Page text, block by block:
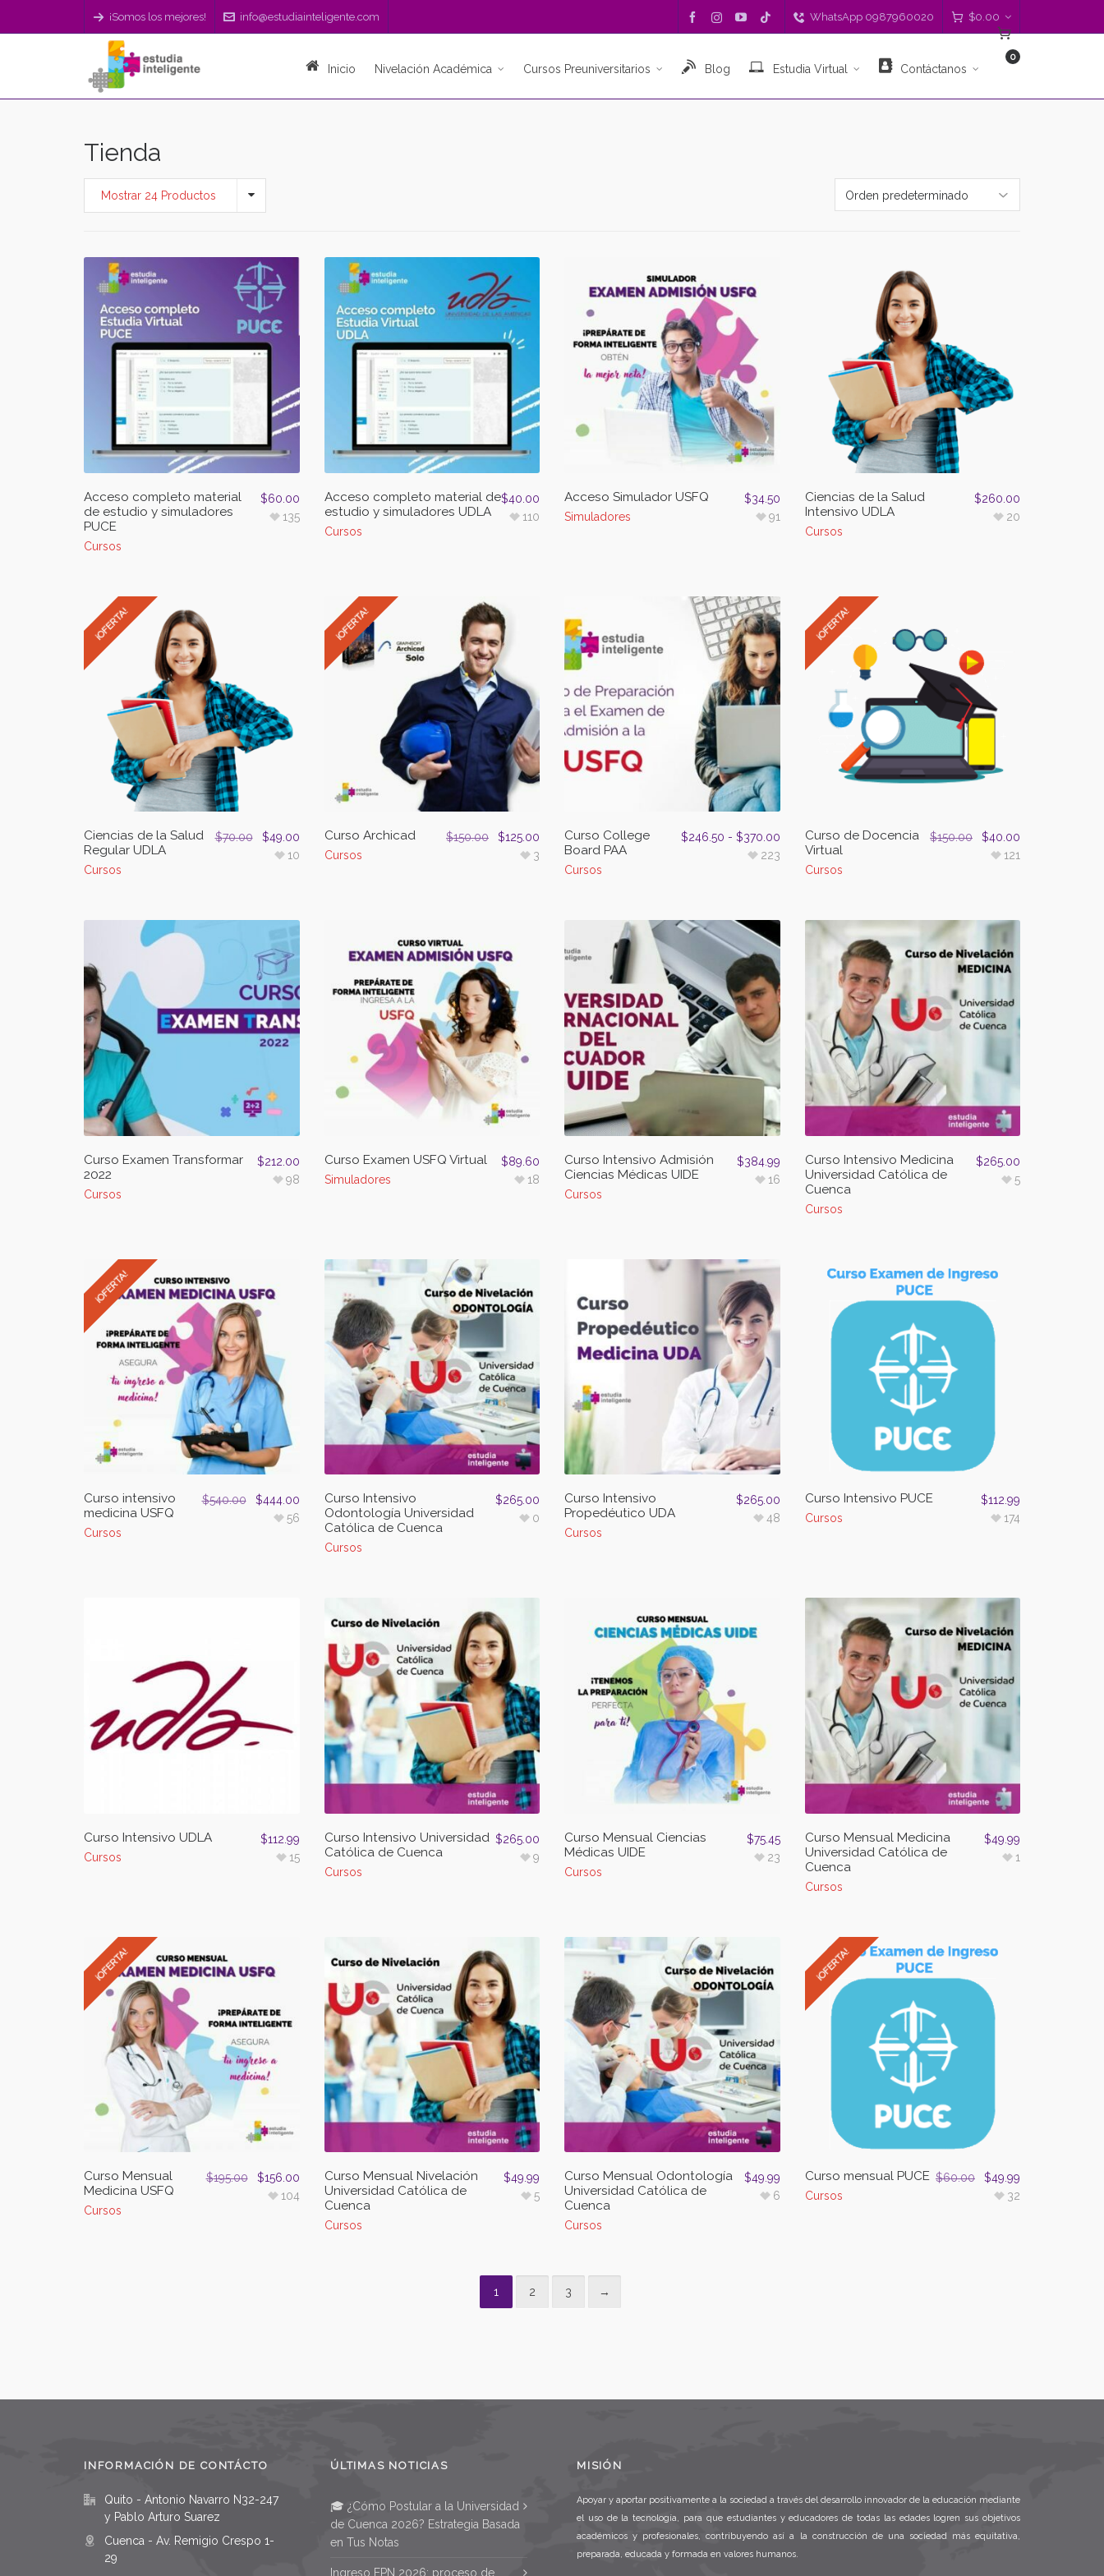
¡Somos los mejores! info@estudiainteligente.com WhatsApp 0987960020 $0.00
Inicio Nivelación Académica Cursos Preuniversitarios Blog Estudia Virtual Contáctanos
0
Tienda
Mostrar 24 Productos
Acceso completo material
de estudio y simuladores
PUCE
Cursos
$60.00
135
Acceso completo material de
estudio y simuladores UDLA
Cursos
$40.00
110
Acceso Simulador USFQ
Simuladores
$34.50
91
Ciencias de la Salud
Intensivo UDLA
Cursos
$260.00
20
¡OFERTA!
Ciencias de la Salud
Regular UDLA
Cursos
$70.00 $49.00
10
¡OFERTA!
Curso Archicad
Cursos
$150.00 $125.00
3
Curso College
Board PAA
Cursos
$246.50 - $370.00
223
¡OFERTA!
Curso de Docencia
Virtual
Cursos
$150.00 $40.00
121
Curso Examen Transformar
2022
Cursos
$212.00
98
Curso Examen USFQ Virtual
Simuladores
$89.60
18
Curso Intensivo Admisión
Ciencias Médicas UIDE
Cursos
$384.99
16
Curso Intensivo Medicina
Universidad Católica de
Cuenca
Cursos
$265.00
5
¡OFERTA!
Curso intensivo
medicina USFQ
Cursos
$540.00 $444.00
56
Curso Intensivo
Odontología Universidad
Católica de Cuenca
Cursos
$265.00
0
Curso Intensivo
Propedéutico UDA
Cursos
$265.00
48
Curso Intensivo PUCE
Cursos
$112.99
174
Curso Intensivo UDLA
Cursos
$112.99
15
Curso Intensivo Universidad
Católica de Cuenca
Cursos
$265.00
9
Curso Mensual Ciencias
Médicas UIDE
Cursos
$75.45
23
Curso Mensual Medicina
Universidad Católica de
Cuenca
Cursos
$49.99
1
¡OFERTA!
Curso Mensual
Medicina USFQ
Cursos
$195.00 $156.00
104
Curso Mensual Nivelación
Universidad Católica de
Cuenca
Cursos
$49.99
5
Curso Mensual Odontología
Universidad Católica de
Cuenca
Cursos
$49.99
6
¡OFERTA!
Curso mensual PUCE
Cursos
$60.00 $49.99
32
1 2 3 →
INFORMACIÓN DE CONTÁCTO
Quito - Antonio Navarro N32-247
y Pablo Arturo Suarez
Cuenca - Av. Remigio Crespo 1-
29
ÚLTIMAS NOTICIAS
🎓 ¿Cómo Postular a la Universidad
de Cuenca 2026? Estrategia Basada
en Tus Notas
Ingreso EPN 2026: proceso de
MISIÓN
Apoyar y aportar positivamente a la sociedad a través del desarrollo innovador de la educación mediante
el uso de la tecnología, para que estudiantes y educadores de todas las edades logren sus objetivos
académicos y profesionales, contribuyendo así a la construcción de una sociedad más equitativa,
preparada, educada y formada en valores humanos.